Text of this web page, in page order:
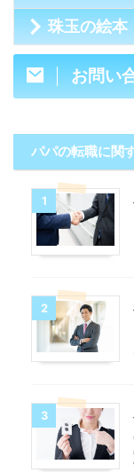
珠玉の絵本
お問い
パパの転職に関
1
2
3